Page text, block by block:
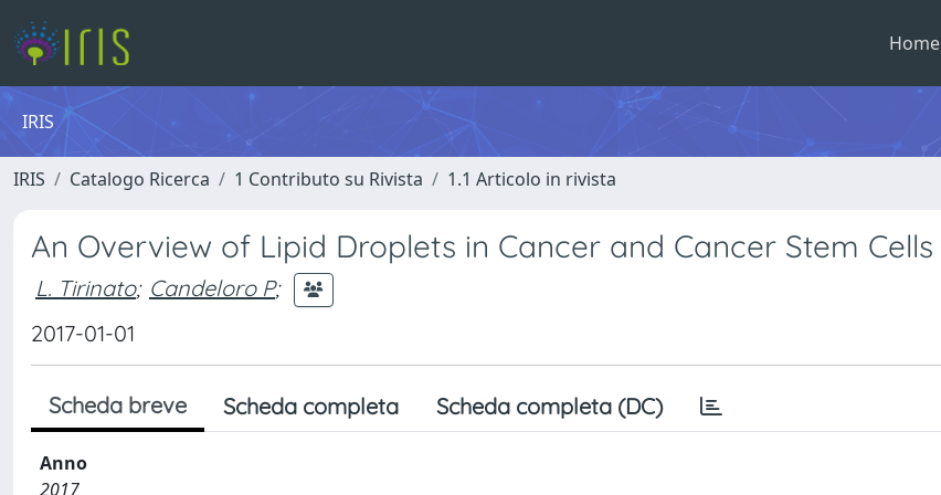
Home
IRIS
IRIS Catalogo Ricerca 1 Contributo su Rivista 1.1 Articolo in rivista
An Overview of Lipid Droplets in Cancer and Cancer Stem Cells
L. Tirinato; Candeloro P;
2017-01-01
Scheda breve Scheda completa Scheda completa (DC)
Anno
2017